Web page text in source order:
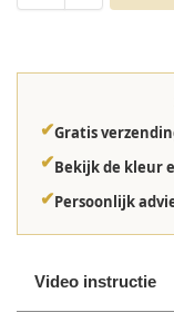
✔Gratis
✔Bekijk de kleur
✔Persoonlijk
Video instructie